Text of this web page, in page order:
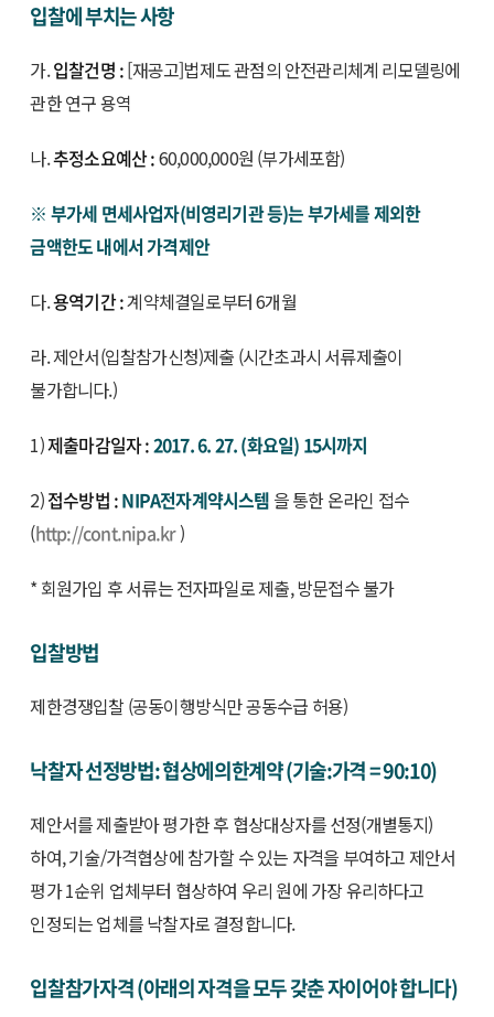
입찰에 부치는 사항
가.입찰건명 :[재공고]법제도 관점의 안전관리체계 리모델링에
관한 연구 용역
나.추정소요예산 :60,000,000원 (부가세포함)
※ 부가세 면세사업자(비영리기관 등)는 부가세를 제외한
금액한도 내에서 가격제안
다.용역기간 :계약체결일로부터 6개월
라. 제안서(입찰참가신청)제출 (시간초과시 서류제출이
불가합니다.)
1)제출마감일자 :2017. 6. 27. (화요일) 15시까지
2)접수방법 :NIPA전자계약시스템 을 통한 온라인 접수
(http://cont.nipa.kr)
* 회원가입 후 서류는 전자파일로 제출, 방문접수 불가
입찰방법
제한경쟁입찰 (공동이행방식만 공동수급 허용)
낙찰자 선정방법: 협상에의한계약 (기술:가격 = 90:10)
제안서를 제출받아 평가한 후 협상대상자를 선정(개별통지)
하여, 기술/가격협상에 참가할 수 있는 자격을 부여하고 제안서
평가 1순위 업체부터 협상하여 우리 원에 가장 유리하다고
인정되는 업체를 낙찰자로 결정합니다.
입찰참가자격 (아래의 자격을 모두 갖춘 자이어야 합니다)